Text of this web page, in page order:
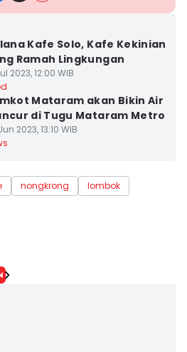
Kafe Solo, Kafe Kekinian
Ramah Lingkungan
2023, 12:00 WIB
Mataram akan Bikin Air
di Tugu Mataram Metro
2023, 13:10 WIB
nongkrong
lombok